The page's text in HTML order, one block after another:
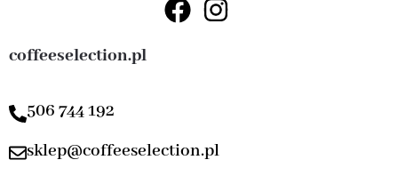
coffeeselection.pl
506 744 192
sklep@coffeeselection.pl